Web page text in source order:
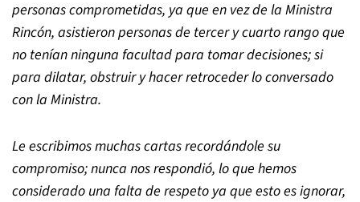
personas comprometidas, ya que en vez de la Ministra
Rincón, asistieron personas de tercer y cuarto rango que
no tenían ninguna facultad para tomar decisiones; si
para dilatar, obstruir y hacer retroceder lo conversado
con la Ministra.
Le escribimos muchas cartas recordándole su
compromiso; nunca nos respondió, lo que hemos
considerado una falta de respeto ya que esto es ignorar,